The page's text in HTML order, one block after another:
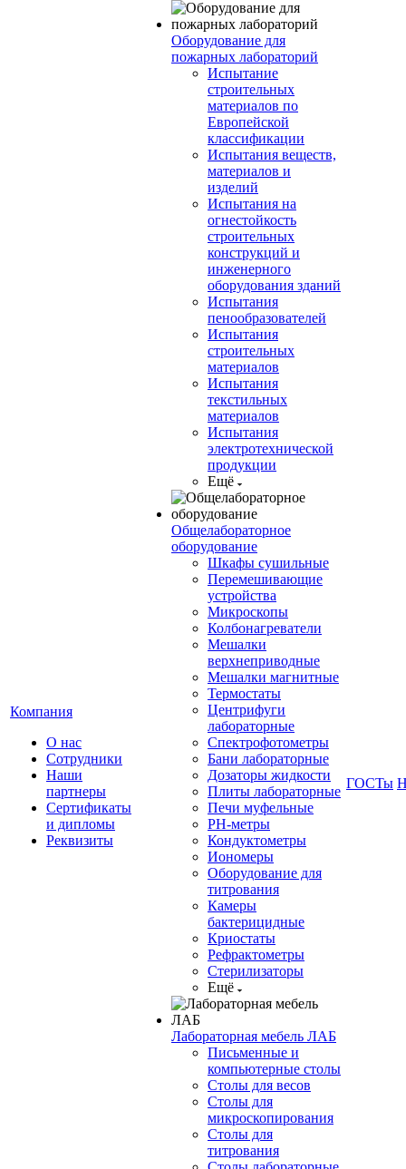
Компания
О нас
Сотрудники
Наши
партнеры
Сертификаты
и дипломы
Реквизиты
Оборудование для
пожарных лабораторий
Испытание
строительных
материалов по
Европейской
классификации
Испытания веществ,
материалов и
изделий
Испытания на
огнестойкость
строительных
конструкций и
инженерного
оборудования зданий
Испытания
пенообразователей
Испытания
строительных
материалов
Испытания
текстильных
материалов
Испытания
электротехнической
продукции
Ещё
Общелабораторное
оборудование
Шкафы сушильные
Перемешивающие
устройства
Микроскопы
Колбонагреватели
Мешалки
верхнеприводные
Мешалки магнитные
Термостаты
Центрифуги
лабораторные
Спектрофотометры
Бани лабораторные
Дозаторы жидкости
Плиты лабораторные
Печи муфельные
РН-метры
Кондуктометры
Иономеры
Оборудование для
титрования
Камеры
бактерицидные
Криостаты
Рефрактометры
Стерилизаторы
Ещё
Лабораторная мебель ЛАБ
Письменные и
компьютерные столы
Столы для весов
Столы для
микроскопирования
Столы для
титрования
ГОСТы